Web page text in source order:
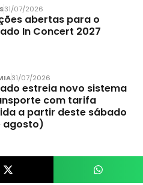
31/07/2026
abertas para o
In Concert 2027
31/07/2026
estreia novo sistema
com tarifa
a partir deste sábado
agosto)